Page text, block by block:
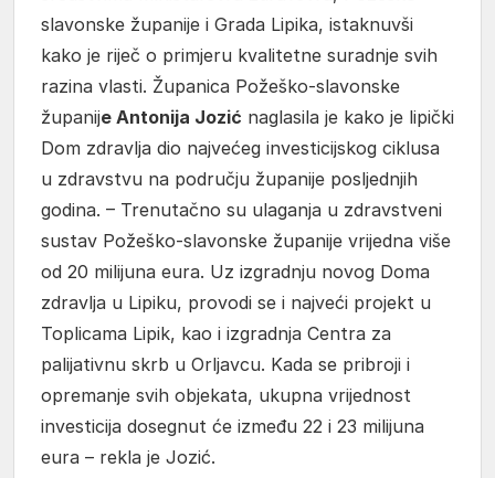
slavonske županije i Grada Lipika, istaknuvši
kako je riječ o primjeru kvalitetne suradnje svih
razina vlasti. Županica Požeško-slavonske
županije Antonija Jozić naglasila je kako je lipički
Dom zdravlja dio najvećeg investicijskog ciklusa
u zdravstvu na području županije posljednjih
godina. – Trenutačno su ulaganja u zdravstveni
sustav Požeško-slavonske županije vrijedna više
od 20 milijuna eura. Uz izgradnju novog Doma
zdravlja u Lipiku, provodi se i najveći projekt u
Toplicama Lipik, kao i izgradnja Centra za
palijativnu skrb u Orljavcu. Kada se pribroji i
opremanje svih objekata, ukupna vrijednost
investicija dosegnut će između 22 i 23 milijuna
eura – rekla je Jozić.